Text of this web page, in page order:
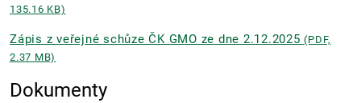
135.16 KB)
Zápis z veřejné schůze ČK GMO ze dne 2.12.2025(PDF,
2.37 MB)
Dokumenty